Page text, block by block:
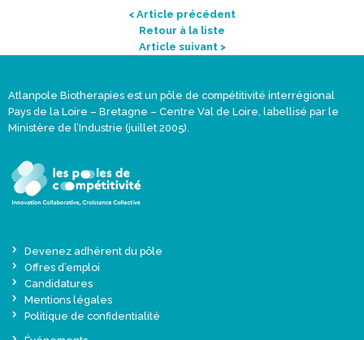
< Article précédent
Retour à la liste
Article suivant >
Atlanpole Biotherapies est un pôle de compétitivité interrégional
Pays de la Loire – Bretagne – Centre Val de Loire, labellisé par le
Ministère de l’Industrie (juillet 2005).
Devenez adhérent du pôle
Offres d’emploi
Candidatures
Mentions légales
Politique de confidentialité